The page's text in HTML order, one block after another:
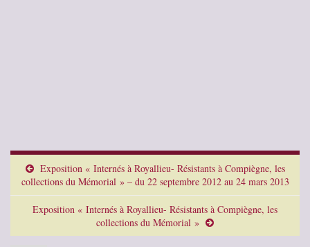
Exposition « Internés à Royallieu- Résistants à Compiègne, les
collections du Mémorial » – du 22 septembre 2012 au 24 mars 2013
Exposition « Internés à Royallieu- Résistants à Compiègne, les
collections du Mémorial »